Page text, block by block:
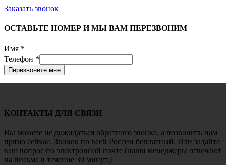
Заказать звонок
ОСТАВЬТЕ НОМЕР И МЫ ВАМ ПЕРЕЗВОНИМ
Имя *
Телефон *
Перезвоните мне
КОНТАКТЫ ДЛЯ СВЯЗИ
Вы можете не дожидаться обратного звонка, а позвонить нам
прямо сейчас. Звонок по всей России беплатный. Или задайте
ваш вопрос по электронной почте (наши менеджеры отвечают
на письма в течение 30 минут.)